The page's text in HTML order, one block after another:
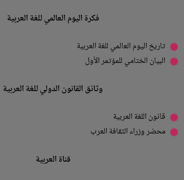
فكرة اليوم العالمي للغة العربية
تاريخ اليوم العالمي للغة العربية
البيان الختامي للمؤتمر الأول
وثائق القانون الدولي للغة العربية
قانون اللغة العربية
محضر وزراء الثقافة العرب
قناة العربية